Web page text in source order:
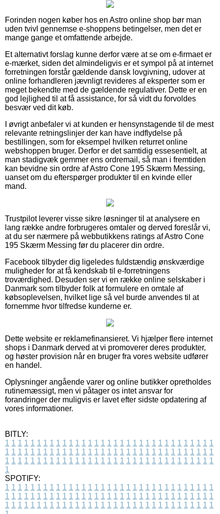
Forinden nogen køber hos en Astro online shop bør man
uden tvivl gennemse e-shoppens betingelser, men det er
mange gange et omfattende arbejde.
Et alternativt forslag kunne derfor være at se om e-firmaet er
e-mærket, siden det almindeligvis er et sympol på at internet
forretningen forstår gældende dansk lovgivning, udover at
online forhandleren jævnligt revideres af eksperter som er
meget bekendte med de gældende regulativer. Dette er en
god lejlighed til at få assistance, for så vidt du forvoldes
besvær ved dit køb.
I øvrigt anbefaler vi at kunden er hensynstagende til de mest
relevante retningslinjer der kan have indflydelse på
bestillingen, som for eksempel hvilken returret online
webshoppen bruger. Derfor er det samtidig essesentielt, at
man stadigvæk gemmer ens ordremail, så man i fremtiden
kan bevidne sin ordre af Astro Cone 195 Skærm Messing,
uanset om du efterspørger produkter til en kvinde eller
mand.
Trustpilot leverer visse sikre løsninger til at analysere en
lang række andre forbrugeres omtaler og derved foreslår vi,
at du ser nærmere på webbutikkens ratings af Astro Cone
195 Skærm Messing før du placerer din ordre.
Facebook tilbyder dig ligeledes fuldstændig ønskværdige
muligheder for at få kendskab til e-forretningens
troværdighed. Desuden ser vi en række online selskaber i
Danmark som tilbyder folk at formulere en omtale af
købsoplevelsen, hvilket lige så vel burde anvendes til at
fornemme hvor tilfredse kunderne er.
Dette website er reklamefinansieret. Vi hjælper flere internet
shops i Danmark derved at vi promoverer deres produkter,
og høster provision når en bruger fra vores website udfører
en handel.
Oplysninger angående varer og online butikker opretholdes
rutinemæssigt, men vi påtager os intet ansvar for
forandringer der muligvis er lavet efter sidste opdatering af
vores informationer.
BITLY:
1 1 1 1 1 1 1 1 1 1 1 1 1 1 1 1 1 1 1 1 1 1 1 1 1 1 1 1 1 1 1 1 1
1 1 1 1 1 1 1 1 1 1 1 1 1 1 1 1 1 1 1 1 1 1 1 1 1 1 1 1 1 1 1 1 1
1 1 1 1 1 1 1 1 1 1 1 1 1 1 1 1 1 1 1 1 1 1 1 1 1 1 1 1 1 1 1 1 1
1
SPOTIFY:
1 1 1 1 1 1 1 1 1 1 1 1 1 1 1 1 1 1 1 1 1 1 1 1 1 1 1 1 1 1 1 1 1
1 1 1 1 1 1 1 1 1 1 1 1 1 1 1 1 1 1 1 1 1 1 1 1 1 1 1 1 1 1 1 1 1
1 1 1 1 1 1 1 1 1 1 1 1 1 1 1 1 1 1 1 1 1 1 1 1 1 1 1 1 1 1 1 1 1